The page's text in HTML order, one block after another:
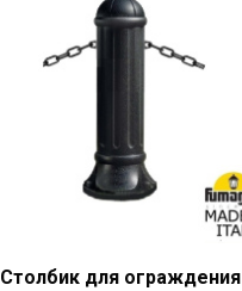
Столбик для ограждения